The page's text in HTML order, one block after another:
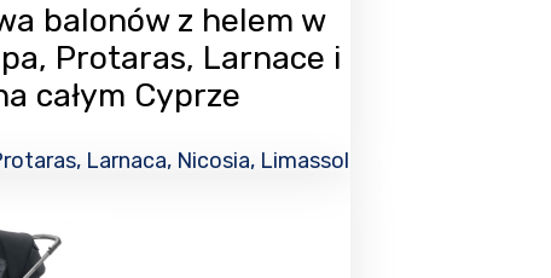
balonów z helem w
Protaras, Larnace i
całym Cyprze
Larnaca, Nicosia, Limassol